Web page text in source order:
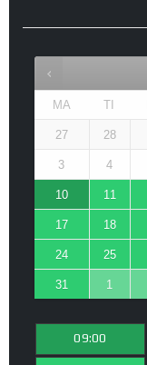
MA TI
27 28
3 4
10 11
17 18
24 25
31 1
09:00